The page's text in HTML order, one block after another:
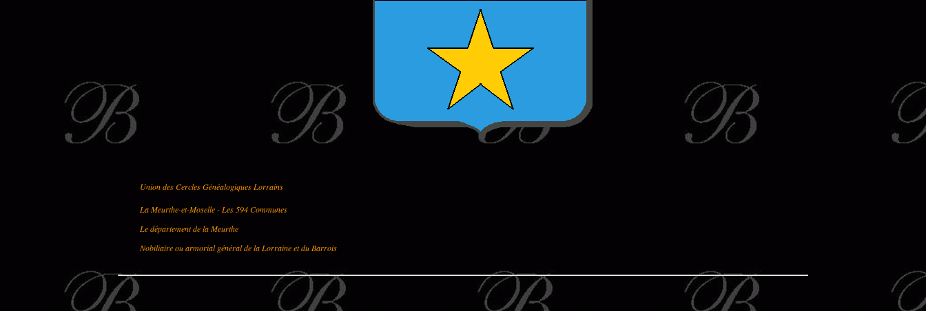
Union des Cercles Généalogiques Lorrains
La Meurthe-et-Moselle - Les 594 Communes
Le département de la Meurthe
Nobiliaire ou armorial général de la Lorraine et du Barrois